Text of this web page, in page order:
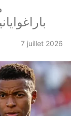
7 juillet 2026